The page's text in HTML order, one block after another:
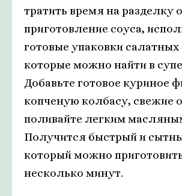
тратить время на разделку
приготовление соуса,
готовые упаковки салатных
которые можно найти в
Добавьте готовое куриное
копченую колбасу, свежие
поливайте легким
Получится быстрый и
который можно приготовить
несколько минут.